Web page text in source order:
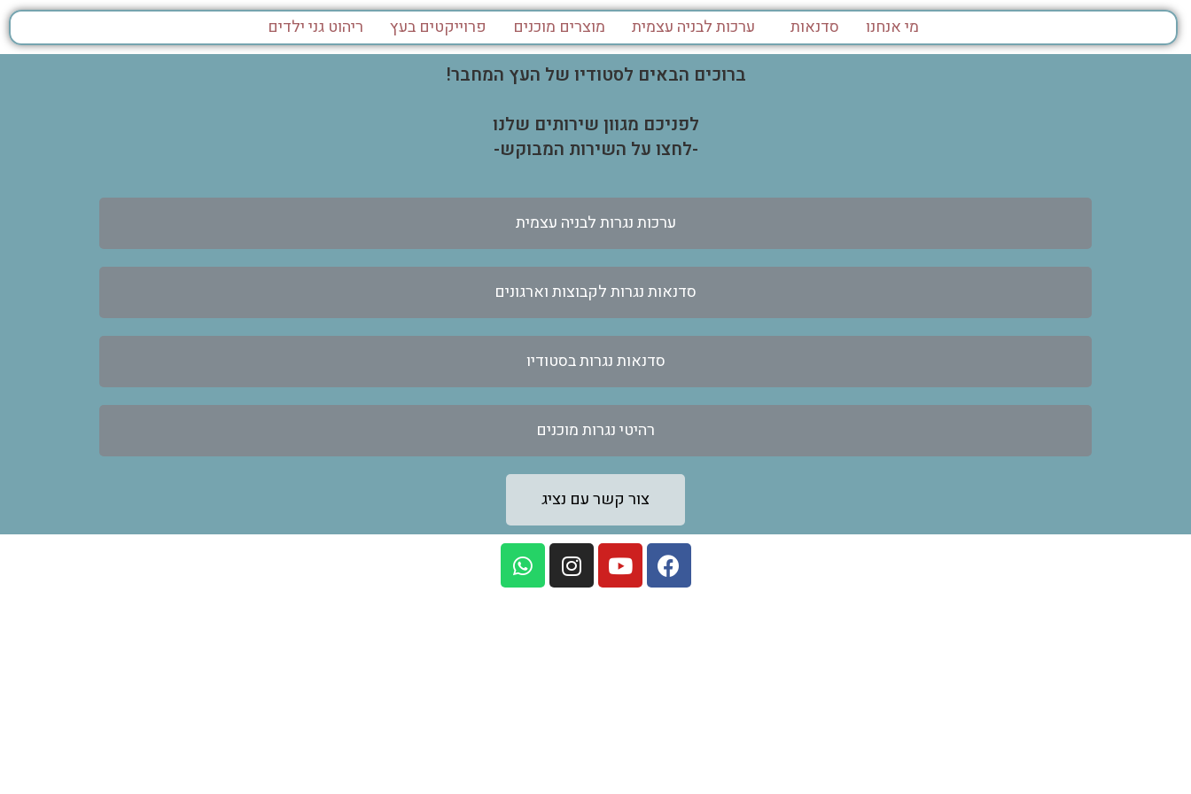
מי אנחנו סדנאות ערכות לבניה עצמית מוצרים מוכנים פרוייקטים בעץ ריהוט גני ילדים
ברוכים הבאים לסטודיו של העץ המחבר!
לפניכם מגוון שירותים שלנו
-לחצו על השירות המבוקש-
ערכות נגרות לבניה עצמית
סדנאות נגרות לקבוצות וארגונים
סדנאות נגרות בסטודיו
רהיטי נגרות מוכנים
צור קשר עם נציג